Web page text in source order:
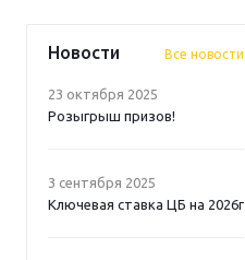
Новости Все новости
23 октября 2025
Розыгрыш призов!
3 сентября 2025
Ключевая ставка ЦБ на 2026г